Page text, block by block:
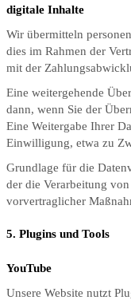
digitale Inhalte
Wir übermitteln
dies im Rahmen der
mit der
Eine weitergehende
dann, wenn Sie der
Eine Weitergabe Ihrer
Einwilligung, etwa zu
Grundlage für die
der die Verarbeitung
vorvertraglicher
5. Plugins und Tools
YouTube
Unsere Website nutzt